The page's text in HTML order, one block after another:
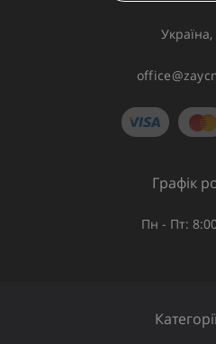
Україна,
Графік
Пн - Пт: